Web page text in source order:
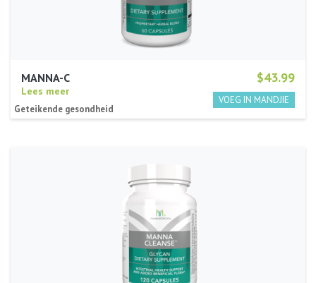
$43.99
MANNA-C
Lees meer
Geteikende gesondheid